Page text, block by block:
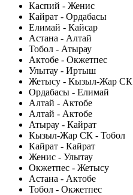
Каспий - Женис
Кайрат - Ордабасы
Елимай - Кайсар
Астана - Алтай
Тобол - Атырау
Актобе - Окжетпес
Улытау - Иртыш
Жетысу - Кызыл-Жар СК
Ордабасы - Елимай
Алтай - Актобе
Алтай - Актобе
Атырау - Кайрат
Кызыл-Жар СК - Тобол
Кайрат - Кайрат
Женис - Улытау
Окжетпес - Жетысу
Астана - Актобе
Тобол - Окжетпес